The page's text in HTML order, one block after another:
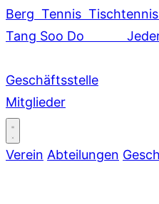
Berg Tennis Tischtennis
Tang Soo Do
Geschäftsstelle
Mitglieder
Verein Abteilungen